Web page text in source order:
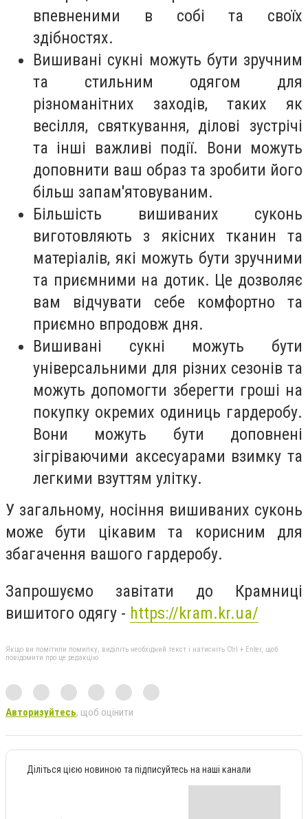
впевненими в собі та своїх
здібностях.
Вишивані сукні можуть бути зручним
та стильним одягом для
різноманітних заходів, таких як
весілля, святкування, ділові зустрічі
та інші важливі події. Вони можуть
доповнити ваш образ та зробити його
більш запам'ятовуваним.
Більшість вишиваних суконь
виготовляють з якісних тканин та
матеріалів, які можуть бути зручними
та приємними на дотик. Це дозволяє
вам відчувати себе комфортно та
приємно впродовж дня.
Вишивані сукні можуть бути
універсальними для різних сезонів та
можуть допомогти зберегти гроші на
покупку окремих одиниць гардеробу.
Вони можуть бути доповнені
зігріваючими аксесуарами взимку та
легкими взуттям улітку.
У загальному, носіння вишиваних суконь
може бути цікавим та корисним для
збагачення вашого гардеробу.
Запрошуємо завітати до Крамниці
вишитого одягу - https://kram.kr.ua/
Якщо ви помітили помилку, виділіть необхідний текст і натисніть Ctrl + Enter, щоб
повідомити про це редакцію
Авторизуйтесь, щоб оцінити
Діліться цією новиною та підписуйтесь на наші канали